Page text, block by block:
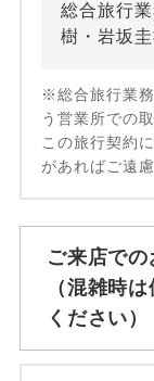
総合旅行
樹・岩坂
※総合旅行業
う営業所での
この旅行契約
があればご遠
ご来店で
（混雑時
ください）